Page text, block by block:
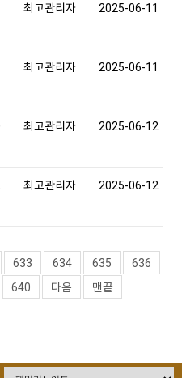
최고관리자 2025-06-11
최고관리자 2025-06-11
최고관리자 2025-06-12
최고관리자 2025-06-12
633 634 635
636
640 다음 맨끝